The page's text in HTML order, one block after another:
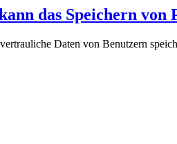
das Speichern von
Daten von Benutzern